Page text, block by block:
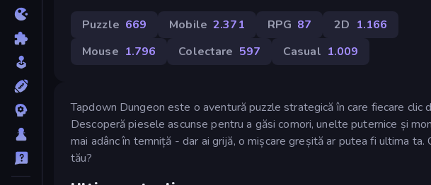
Puzzle 669 Mobile 2.371 RPG 87 2D 1.166
Mouse 1.796 Colectare 597 Casual 1.009
Tapdown Dungeon este o aventură puzzle strategică în care fiecare clic
Descoperă piesele ascunse pentru a găsi comori, unelte puternice și
mai adânc în temniță - dar ai grijă, o mișcare greșită ar putea fi ultima
tău?